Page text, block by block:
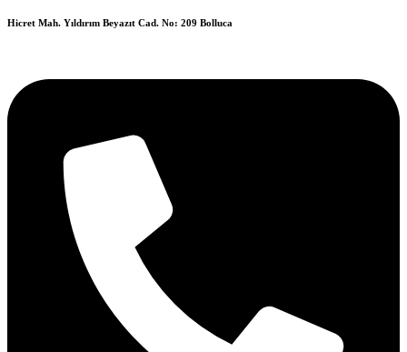
Hicret Mah. Yıldırım Beyazıt Cad. No: 209 Bolluca